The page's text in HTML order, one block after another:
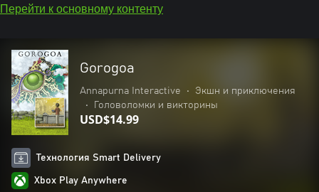
Перейти к основному контенту
Gorogoa
Annapurna Interactive •
Экшн и приключения
•
Головоломки и викторины
USD$14.99
Технология Smart Delivery
Xbox Play Anywhere